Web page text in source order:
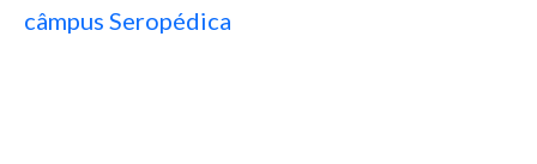
câmpus Seropédica